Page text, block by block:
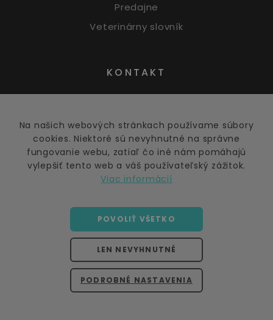
Predajne
Veterinárny slovník
KONTAKT
obchod@barfer.sk
marketing@barfer.sk
+421 947 905 900
Po - Pia: 9:00 – 17:00
Na našich webových stránkach používame súbory
cookies. Niektoré sú nevyhnutné na správne
fungovanie webu, zatiaľ čo iné nám pomáhajú
vylepšiť tento web a váš používateľský zážitok.
Viac informácií
PODROBNÉ NASTAVENIA
LEN NEVYHNUTNÉ
POVOLIŤ VŠETKO